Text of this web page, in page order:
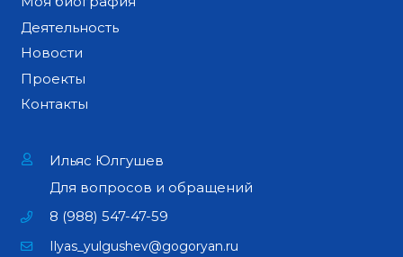
Деятельность
Новости
Проекты
Контакты
Ильяс Юлгушев
Для вопросов и обращений
8 (988) 547-47-59
Ilyas_yulgushev@gogoryan.ru